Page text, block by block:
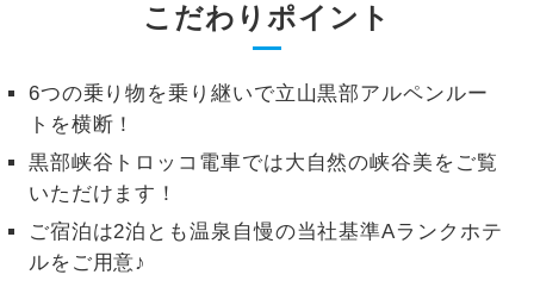
こだわりポイント
6つの乗り物を乗り継いで立山黒部アルペンルー
トを横断！
黒部峡谷トロッコ電車では大自然の峡谷美をご覧
いただけます！
ご宿泊は2泊とも温泉自慢の当社基準Aランクホテ
ルをご用意♪
トラベルイヤ
ホン
1名様催行
す。